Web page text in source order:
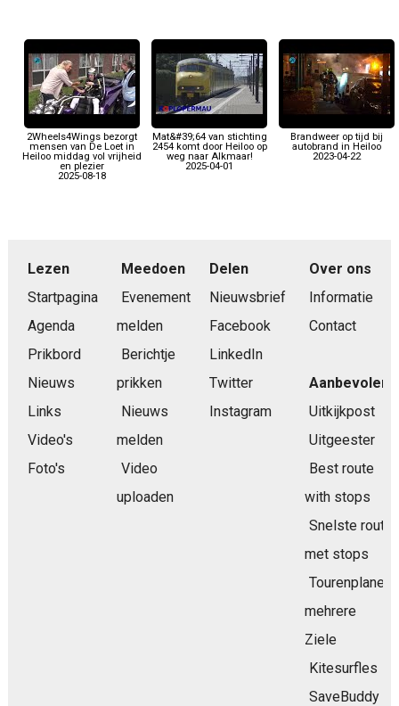
2Wheels4Wings bezorgt
mensen van De Loet in
Heiloo middag vol vrijheid
en plezier
2025-08-18
Mat&#39;64 van stichting
2454 komt door Heiloo op
weg naar Alkmaar!
2025-04-01
Brandweer op tijd bij
autobrand in Heiloo
2023-04-22
Lezen
Startpagina
Agenda
Prikbord
Nieuws
Links
Video's
Foto's
Meedoen
Evenement
melden
Berichtje
prikken
Nieuws
melden
Video
uploaden
Delen
Nieuwsbrief
Facebook
LinkedIn
Twitter
Instagram
Over ons
Informatie
Contact
Aanbevolen
Uitkijkpost
Uitgeester
Best route
with stops
Snelste route
met stops
Tourenplaner
mehrere
Ziele
Kitesurfles
SaveBuddy